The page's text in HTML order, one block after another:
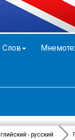
Слов
- русский